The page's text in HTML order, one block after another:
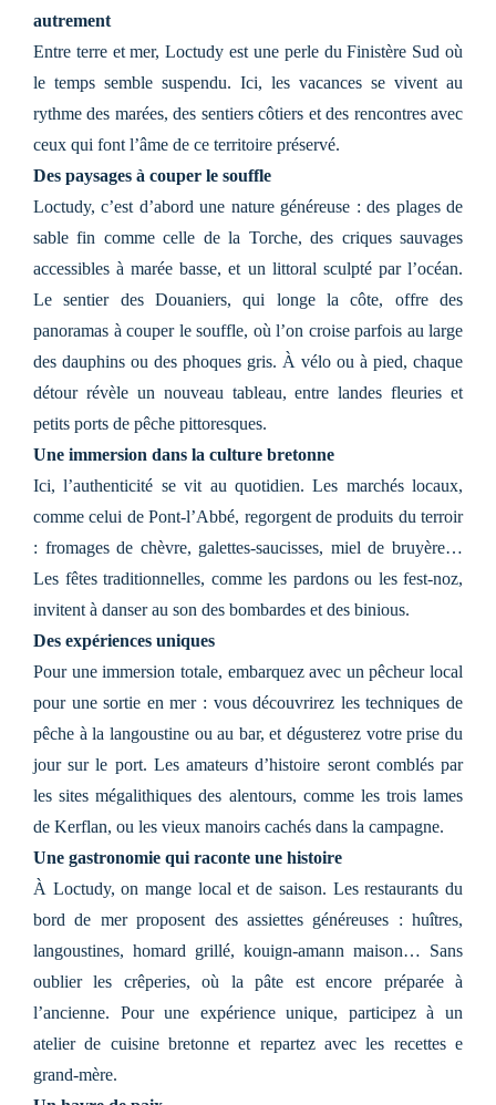
autrement
Entre terre et mer, Loctudy est une perle du Finistère Sud où
le temps semble suspendu. Ici, les vacances se vivent au
rythme des marées, des sentiers côtiers et des rencontres avec
ceux qui font l’âme de ce territoire préservé.
Des paysages à couper le souffle
Loctudy, c’est d’abord une nature généreuse : des plages de
sable fin comme celle de la Torche, des criques sauvages
accessibles à marée basse, et un littoral sculpté par l’océan.
Le sentier des Douaniers, qui longe la côte, offre des
panoramas à couper le souffle, où l’on croise parfois au large
des dauphins ou des phoques gris. À vélo ou à pied, chaque
détour révèle un nouveau tableau, entre landes fleuries et
petits ports de pêche pittoresques.
Une immersion dans la culture bretonne
Ici, l’authenticité se vit au quotidien. Les marchés locaux,
comme celui de Pont-l’Abbé, regorgent de produits du terroir
: fromages de chèvre, galettes-saucisses, miel de bruyère…
Les fêtes traditionnelles, comme les pardons ou les fest-noz,
invitent à danser au son des bombardes et des binious.
Des expériences uniques
Pour une immersion totale, embarquez avec un pêcheur local
pour une sortie en mer : vous découvrirez les techniques de
pêche à la langoustine ou au bar, et dégusterez votre prise du
jour sur le port. Les amateurs d’histoire seront comblés par
les sites mégalithiques des alentours, comme les trois lames
de Kerflan, ou les vieux manoirs cachés dans la campagne.
Une gastronomie qui raconte une histoire
À Loctudy, on mange local et de saison. Les restaurants du
bord de mer proposent des assiettes généreuses : huîtres,
langoustines, homard grillé, kouign-amann maison… Sans
oublier les crêperies, où la pâte est encore préparée à
l’ancienne. Pour une expérience unique, participez à un
atelier de cuisine bretonne et repartez avec les recettes e
grand-mère.